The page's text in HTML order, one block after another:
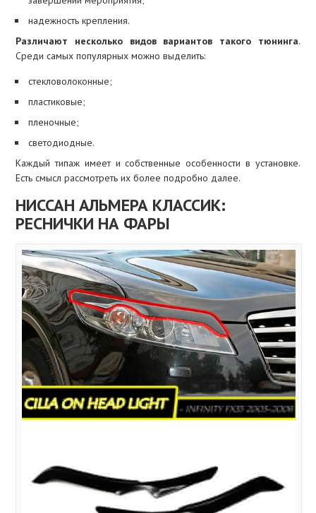
надежность крепления.
Различают несколько видов вариантов такого тюнинга.
Среди самых популярных можно выделить:
стекловолоконные;
пластиковые;
пленочные;
светодиодные.
Каждый типаж имеет и собственные особенности в установке.
Есть смысл рассмотреть их более подробно далее.
НИССАН АЛЬМЕРА КЛАССИК:
РЕСНИЧКИ НА ФАРЫ